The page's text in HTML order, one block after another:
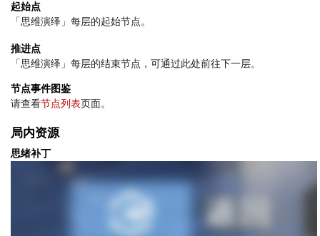
起始点
「思维演绎」每层的起始节点。
推进点
「思维演绎」每层的结束节点，可通过此处前往下一层。
节点事件图鉴
请查看节点列表页面。
局内资源
思绪补丁